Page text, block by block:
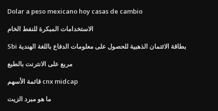
Dolar a peso mexicano hoy casas de cambio
الاستخدامات المبكرة للنفط الخام
Sbi بطاقة الائتمان الذهبية للحصول على معلومات الدفاع باللغة الهندية
مربع على الانترنت بالطبع
قائمة الأسهم cnx midcap
ما هو مبرد الزيت